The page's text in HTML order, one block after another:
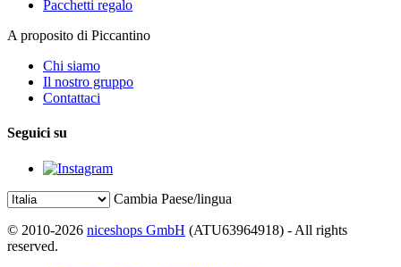
Pacchetti regalo
A proposito di Piccantino
Chi siamo
Il nostro gruppo
Contattaci
Seguici su
Cambia Paese/lingua
© 2010-2026 niceshops GmbH (ATU63964918) - All rights
reserved.